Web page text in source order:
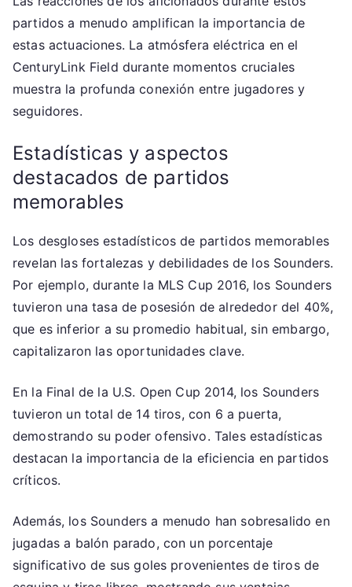
partidos a menudo amplifican la importancia de
estas actuaciones. La atmósfera eléctrica en el
CenturyLink Field durante momentos cruciales
muestra la profunda conexión entre jugadores y
seguidores.
Estadísticas y aspectos
destacados de partidos
memorables
Los desgloses estadísticos de partidos memorables
revelan las fortalezas y debilidades de los Sounders.
Por ejemplo, durante la MLS Cup 2016, los Sounders
tuvieron una tasa de posesión de alrededor del 40%,
que es inferior a su promedio habitual, sin embargo,
capitalizaron las oportunidades clave.
En la Final de la U.S. Open Cup 2014, los Sounders
tuvieron un total de 14 tiros, con 6 a puerta,
demostrando su poder ofensivo. Tales estadísticas
destacan la importancia de la eficiencia en partidos
críticos.
Además, los Sounders a menudo han sobresalido en
jugadas a balón parado, con un porcentaje
significativo de sus goles provenientes de tiros de